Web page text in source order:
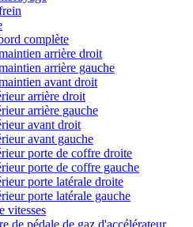
complète
arrière droit
arrière gauche
avant droit
arrière droit
arrière gauche
avant droit
avant gauche
porte de coffre droite
porte de coffre gauche
porte latérale droite
porte latérale gauche
vitesses
de pédale de gaz d'accélérateur